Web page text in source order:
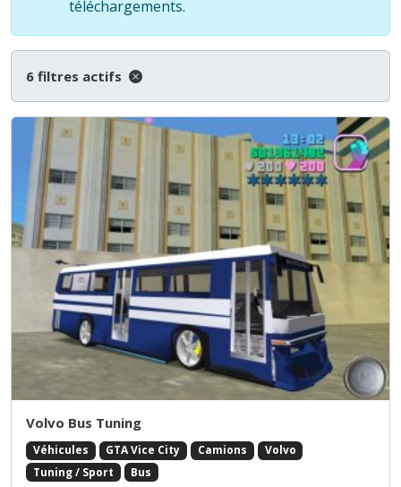
téléchargements.
6 filtres actifs
Volvo Bus Tuning
Véhicules GTA Vice City Camions
Volvo
Tuning / Sport
Bus